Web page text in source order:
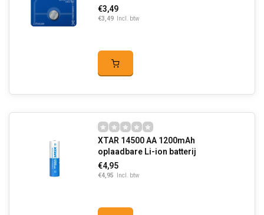
€3,49
€3,49 Incl. btw
XTAR 14500 AA 1200mAh
oplaadbare Li-ion batterij
€4,95
€4,95 Incl. btw